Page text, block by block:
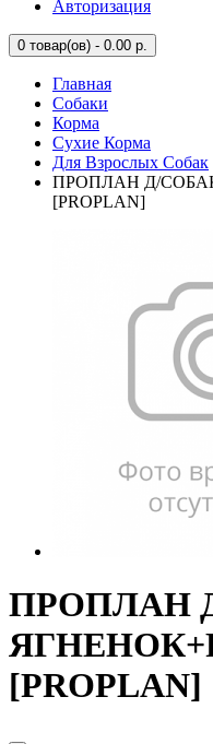
Авторизация
0 товар(ов) - 0.00 р.
Главная
Собаки
Корма
Сухие Корма
Для Взрослых Собак
ПРОПЛАН Д/
[PROPLAN]
ПРОПЛАН
[PROPLAN]